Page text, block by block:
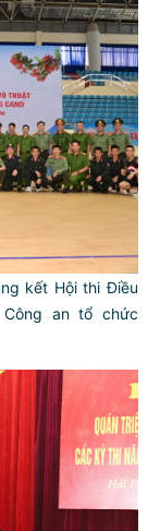
kết Hội thi Điều
an tổ chức